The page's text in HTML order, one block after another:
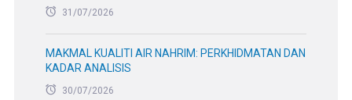
31/07/2026
MAKMAL KUALITI AIR NAHRIM: PERKHIDMATAN DAN
KADAR ANALISIS
30/07/2026